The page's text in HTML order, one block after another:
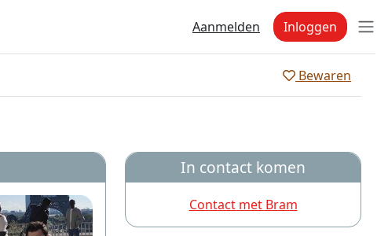
Aanmelden Inloggen
Bewaren
In contact komen
Contact met Bram